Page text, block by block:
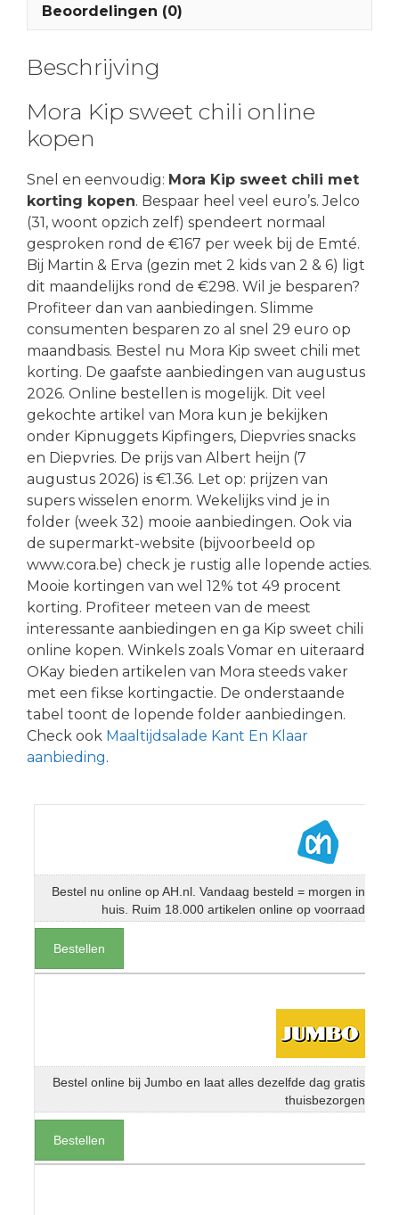
Beoordelingen (0)
Beschrijving
Mora Kip sweet chili online
kopen
Snel en eenvoudig: Mora Kip sweet chili met
korting kopen. Bespaar heel veel euro’s. Jelco
(31, woont opzich zelf) spendeert normaal
gesproken rond de €167 per week bij de Emté.
Bij Martin & Erva (gezin met 2 kids van 2 & 6) ligt
dit maandelijks rond de €298. Wil je besparen?
Profiteer dan van aanbiedingen. Slimme
consumenten besparen zo al snel 29 euro op
maandbasis. Bestel nu Mora Kip sweet chili met
korting. De gaafste aanbiedingen van augustus
2026. Online bestellen is mogelijk. Dit veel
gekochte artikel van Mora kun je bekijken
onder Kipnuggets Kipfingers, Diepvries snacks
en Diepvries. De prijs van Albert heijn (7
augustus 2026) is €1.36. Let op: prijzen van
supers wisselen enorm. Wekelijks vind je in
folder (week 32) mooie aanbiedingen. Ook via
de supermarkt-website (bijvoorbeeld op
www.cora.be) check je rustig alle lopende acties.
Mooie kortingen van wel 12% tot 49 procent
korting. Profiteer meteen van de meest
interessante aanbiedingen en ga Kip sweet chili
online kopen. Winkels zoals Vomar en uiteraard
OKay bieden artikelen van Mora steeds vaker
met een fikse kortingactie. De onderstaande
tabel toont de lopende folder aanbiedingen.
Check ook Maaltijdsalade Kant En Klaar
aanbieding.
Bestel nu online op AH.nl. Vandaag besteld = morgen in
huis. Ruim 18.000 artikelen online op voorraad
Bestellen
Bestel online bij Jumbo en laat alles dezelfde dag gratis
thuisbezorgen
Bestellen